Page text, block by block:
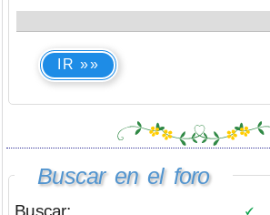
IR »»
Buscar en el foro